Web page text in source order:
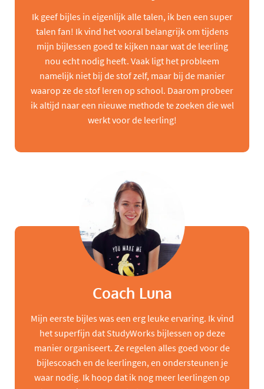
Ik geef bijles in eigenlijk alle talen, ik ben een super
talen fan! Ik vind het vooral belangrijk om tijdens
mijn bijlessen goed te kijken naar wat de leerling
nou echt nodig heeft. Vaak ligt het probleem
namelijk niet bij de stof zelf, maar bij de manier
waarop ze de stof leren op school. Daarom probeer
ik altijd naar een nieuwe methode te zoeken die wel
werkt voor de leerling!
Coach Luna
Mijn eerste bijles was een erg leuke ervaring. Ik vind
het superfijn dat StudyWorks bijlessen op deze
manier organiseert. Ze regelen alles goed voor de
bijlescoach en de leerlingen, en ondersteunen je
waar nodig. Ik hoop dat ik nog meer leerlingen op